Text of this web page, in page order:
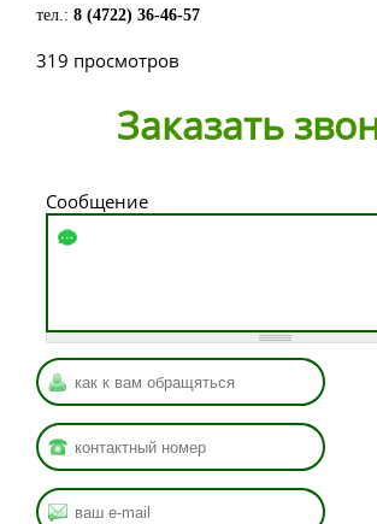
тел.: 8 (4722) 36-46-57
319 просмотров
Заказать
Сообщение
Имя*
Ваш номер*
Ваша почта*